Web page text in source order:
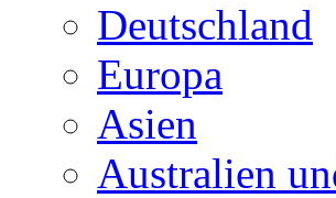
Deutschland
Europa
Asien
Australien